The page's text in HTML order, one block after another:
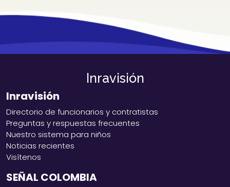
Inravisión
Inravisión
Directorio de funcionarios y contratistas
Preguntas y respuestas frecuentes
Nuestro sistema para niños
Noticias recientes
Visítenos
SEÑAL COLOMBIA